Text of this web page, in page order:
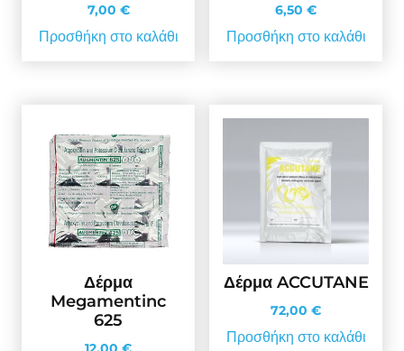
7,00 €
Προσθήκη στο καλάθι
6,50 €
Προσθήκη στο καλάθι
Δέρμα
Megamentinc
625
Δέρμα ACCUTANE
72,00 €
Προσθήκη στο καλάθι